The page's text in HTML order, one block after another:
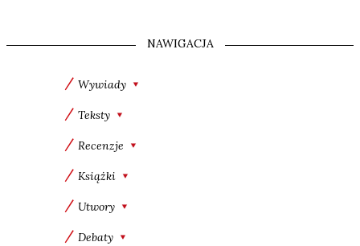
NAWIGACJA
Wywiady
Teksty
Recenzje
Książki
Utwory
Debaty